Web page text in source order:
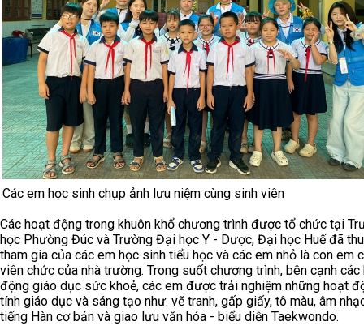
Các em học sinh chụp ảnh lưu niệm cùng sinh viên
Các hoạt động trong khuôn khổ chương trình được tổ chức tại
học Phường Đúc và Trường Đại học Y - Dược, Đại học Huế đã
tham gia của các em học sinh tiểu học và các em nhỏ là con em
viên chức của nhà trường. Trong suốt chương trình, bên cạnh các
động giáo dục sức khoẻ, các em được trải nghiệm những hoạt
tính giáo dục và sáng tạo như: vẽ tranh, gấp giấy, tô màu, âm
tiếng Hàn cơ bản và giao lưu văn hóa - biểu diễn Taekwondo.